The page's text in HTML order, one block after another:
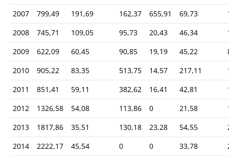
2007
799,49 191,69 162,37 655,91 69,73
2008
745,71 109,05 95,73 20,43 46,34
2009
622,09 60,45 90,85 19,19 45,22
2010
905,22 83,35 513,75 14,57 217,11
2011
851,41 59,11 382,62 16,41 42,81
2012
1326,58 54,08 113,86 0 21,58
2013
1817,86 35,51 130,18 23,28 54,55
2014
2222,17 45,54 0 0 33,78